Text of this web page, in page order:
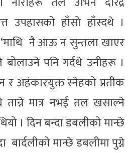
उपहासको हाँसो हाँस्दथे ।
नै आऊ न सुन्तला खाएर
बोलाउने पनि गर्दथे उनीहरू ।
र अहंकारयुक्त स्नेहको प्रतीक
तान्ने मात्र नभई तल खसाल्ने
। दिन बन्दा डबलीको मान्छे
बार्दलीको मान्छे डबलीमा पुग्ने